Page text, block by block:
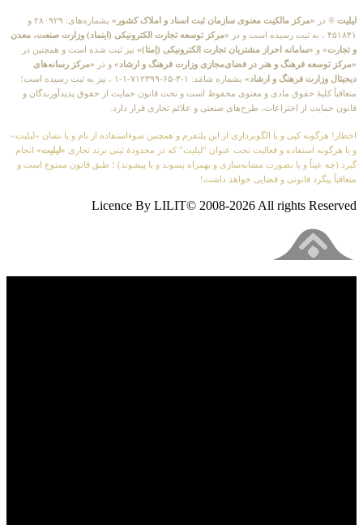
لیلیت ® در «مرکز مالکیت معنوی سازمان ثبت اسناد و املاک کشور»
بشماره‌های: ۲۸۰۹۲۹ و
۴۵۱۸۴۱ ، به ثبت رسیده است و در
«مرکز توسعه تجارت الکترونیکی (اینماد) وزارت صنعت، معدن
و تجارت» و «سامانه احراز مشتریان تجارت الکترونیکی (اِمتا)» نیز ثبت شده است و همچنین در
«مرکز توسعه فرهنگ و هنر در فضای‌مجازی وزارت فرهنگ و ارشاد» و در «مرکز رسانه‌های
دیجیتال وزارت فرهنگ و ارشاد»
بشماره شامَد: ۱-۳-۶۵-۷۱۲۳۹۹-۱-۱ ، نیز به ثبت رسیده است؛
متعاقباً کلیهٔ حقوق مادی و معنوی محفوظ است و تحت قانون حمایت از حقوق پدیدآورندگان و
قانون حمایت از اختراعات، طرح‌های صنعتی و علائم تجاری قرار دارد.
اخطار! هرگونه کپی و یا الگوبرداری از این پلتفرم و همچنین سوءاستفاده از نام و یا نشان «لیلیت»
و یا هرگونه استفاده و فعالیت تحت عنوان “لیلیت” که در محدودهٔ ثبتی برند تجاری «لیلیت» انجام
گیرد (چه عیناً و یا بصورت مشابه‌سازی و بهمراه پسوند و یا پیشوند) ؛ طبق قانون ممنوع است و
متعاقباً پیگرد قانونی و قضایی خواهد داشت!
Licence By LILIT© 2008-2026 All rights Reserved